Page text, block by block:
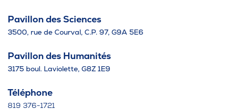
Pavillon des Sciences
3500, rue de Courval, C.P. 97, G9A 5E6
Pavillon des Humanités
3175 boul. Laviolette, G8Z 1E9
Téléphone
819 376-1721